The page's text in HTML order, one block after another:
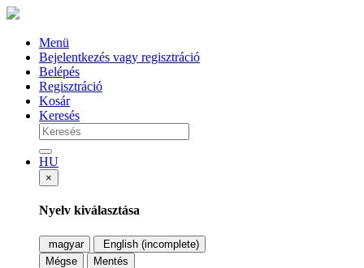
Menü
Bejelentkezés vagy regisztráció
Belépés
Regisztráció
Kosár
Keresés
HU
×
Nyelv kiválasztása
magyar
English (incomplete)
Mégse
Mentés